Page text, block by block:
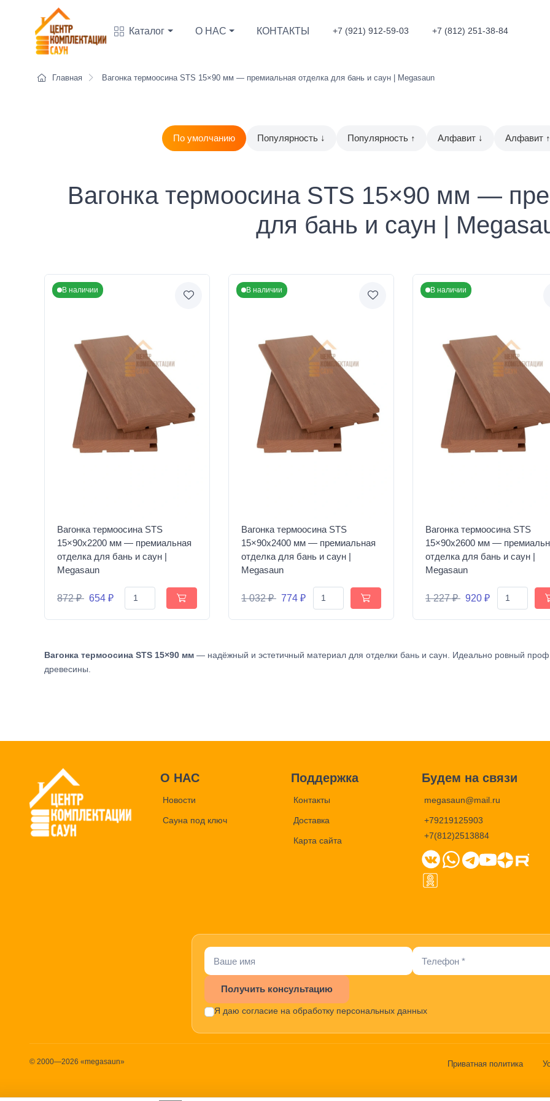
Каталог О НАС КОНТАКТЫ +7 (921) 912-59-03 +7 (812) 251-38-84
Главная Вагонка термоосина STS 15×90 мм — премиальная отделка для бань и саун | Megasaun
По умолчанию Популярность ↓ Популярность ↑ Алфавит ↓ Алфавит ↑
Вагонка термоосина STS 15×90 мм —
для бань и саун |
В наличии
Вагонка термоосина STS
15×90x2200 мм — премиальная
отделка для бань и саун |
Megasaun
872 ₽ 654 ₽
В наличии
Вагонка термоосина STS
15×90x2400 мм — премиальная
отделка для бань и саун |
Megasaun
1 032 ₽ 774 ₽
В наличии
Вагонка термоосина STS
15×90x2600 мм —
отделка для бань и саун |
Megasaun
1 227 ₽ 920 ₽
Вагонка термоосина STS 15×90 мм — надёжный и эстетичный материал для отделки бань и саун. Идеально ровный
древесины.
О НАС
Новости
Сауна под ключ
Поддержка
Контакты
Доставка
Карта сайта
Будем на связи
megasaun@mail.ru
+79219125903
+7(812)2513884
Получить консультацию
Я даю согласие на обработку персональных данных
© 2000—2026 «megasaun» Приватная политика